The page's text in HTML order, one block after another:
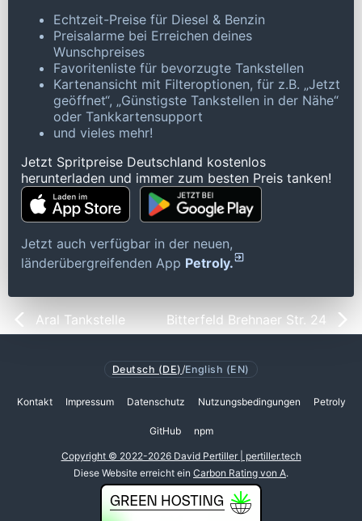
Echtzeit-Preise für Diesel & Benzin
Preisalarme bei Erreichen deines
Wunschpreises
Favoritenliste für bevorzugte Tankstellen
Kartenansicht mit Filteroptionen, für z.B. „Jetzt
geöffnet“, „Günstigste Tankstellen in der Nähe“
oder Tankkartensupport
und vieles mehr!
Jetzt Spritpreise Deutschland kostenlos
herunterladen und immer zum besten Preis tanken!
Jetzt auch verfügbar in der neuen,
länderübergreifenden App Petroly.
Aral Tankstelle Bitterfeld Brehnaer Str. 24
Deutsch (DE) /English (EN)
Kontakt Impressum Datenschutz Nutzungsbedingungen Petroly
GitHub npm
Copyright © 2022-2026 David Pertiller | pertiller.tech
Diese Website erreicht ein Carbon Rating von A.